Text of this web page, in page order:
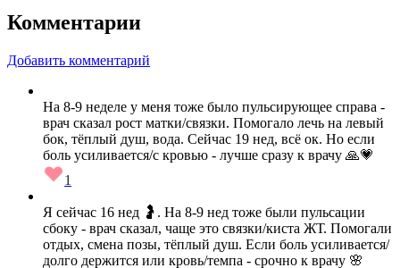
Комментарии
Добавить комментарий
На 8-9 неделе у меня тоже было пульсирующее справа -
врач сказал рост матки/связки. Помогало лечь на левый
бок, тёплый душ, вода. Сейчас 19 нед, всё ок. Но если
боль усиливается/с кровью - лучше сразу к врачу 🙏💗
1
Я сейчас 16 нед 🤰. На 8-9 нед тоже были пульсации
сбоку - врач сказал, чаще это связки/киста ЖТ. Помогали
отдых, смена позы, тёплый душ. Если боль усиливается/
долго держится или кровь/темпа - срочно к врачу 🌸